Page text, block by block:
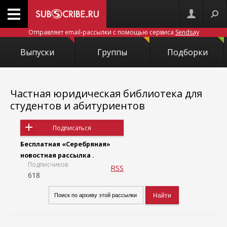
Отправляет email-рассылки с помощью сервиса Sendsay
Выпуски Группы Подборки
Частная юридическая библиотека для
студентов и абитуриентов
Подписаться
Бесплатная «Серебряная»
новостная рассылка .
Подписчиков
618
RSS